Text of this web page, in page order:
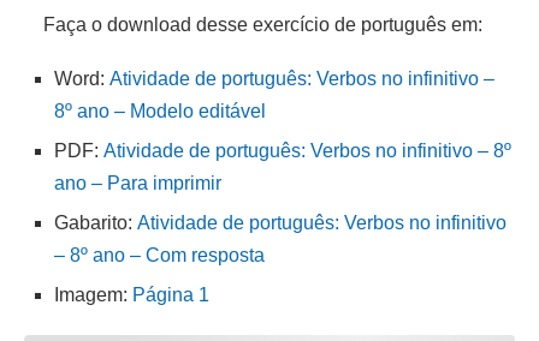
Faça o download desse exercício de português em:
Word: Atividade de português: Verbos no infinitivo –
8º ano – Modelo editável
PDF: Atividade de português: Verbos no infinitivo – 8º
ano – Para imprimir
Gabarito: Atividade de português: Verbos no infinitivo
– 8º ano – Com resposta
Imagem: Página 1